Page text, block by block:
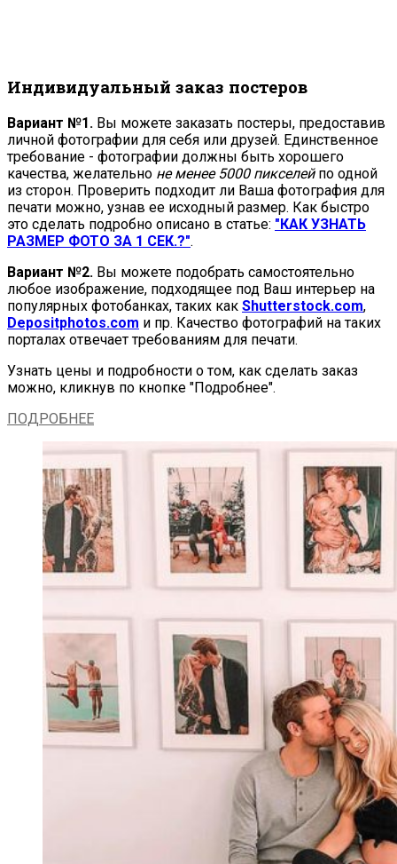
Индивидуальный заказ постеров
Вариант №1. Вы можете заказать постеры, предоставив
личной фотографии для себя или друзей. Единственное
требование - фотографии должны быть хорошего
качества, желательно не менее 5000 пикселейпо одной
из сторон. Проверить подходит ли Ваша фотография для
печати можно, узнав ее исходный размер. Как быстро
это сделать подробно описано в статье: "КАК УЗНАТЬ
РАЗМЕР ФОТО ЗА 1 СЕК.?".
Вариант №2. Вы можете подобрать самостоятельно
любое изображение, подходящее под Ваш интерьер на
популярных фотобанках, таких как Shutterstock.com,
Depositphotos.com и пр. Качество фотографий на таких
порталах отвечает требованиям для печати.
Узнать цены и подробности о том, как сделать заказ
можно, кликнув по кнопке "Подробнее".
ПОДРОБНЕЕ